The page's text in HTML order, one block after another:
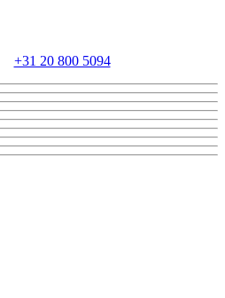
+31 20 800 5094